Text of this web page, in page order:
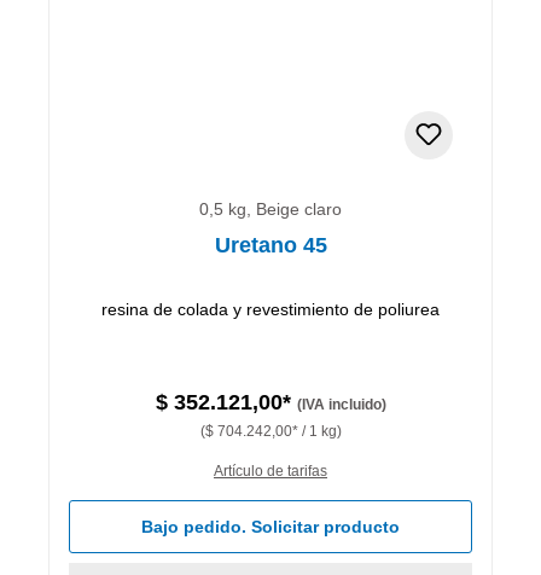
0,5 kg, Beige claro
Uretano 45
resina de colada y revestimiento de poliurea
$ 352.121,00* (IVA incluido)
($ 704.242,00* / 1 kg)
Artículo de tarifas
Bajo pedido. Solicitar producto